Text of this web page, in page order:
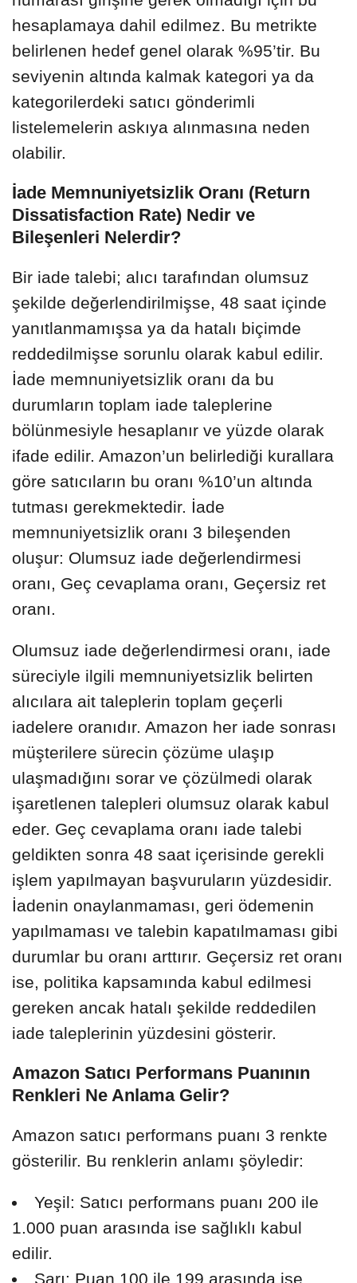
hesaplamaya dahil edilmez. Bu metrikte
belirlenen hedef genel olarak %95’tir. Bu
seviyenin altında kalmak kategori ya da
kategorilerdeki satıcı gönderimli
listelemelerin askıya alınmasına neden
olabilir.
İade Memnuniyetsizlik Oranı (Return
Dissatisfaction Rate) Nedir ve
Bileşenleri Nelerdir?
Bir iade talebi; alıcı tarafından olumsuz
şekilde değerlendirilmişse, 48 saat içinde
yanıtlanmamışsa ya da hatalı biçimde
reddedilmişse sorunlu olarak kabul edilir.
İade memnuniyetsizlik oranı da bu
durumların toplam iade taleplerine
bölünmesiyle hesaplanır ve yüzde olarak
ifade edilir. Amazon’un belirlediği kurallara
göre satıcıların bu oranı %10’un altında
tutması gerekmektedir. İade
memnuniyetsizlik oranı 3 bileşenden
oluşur: Olumsuz iade değerlendirmesi
oranı, Geç cevaplama oranı, Geçersiz ret
oranı.
Olumsuz iade değerlendirmesi oranı, iade
süreciyle ilgili memnuniyetsizlik belirten
alıcılara ait taleplerin toplam geçerli
iadelere oranıdır. Amazon her iade sonrası
müşterilere sürecin çözüme ulaşıp
ulaşmadığını sorar ve çözülmedi olarak
işaretlenen talepleri olumsuz olarak kabul
eder. Geç cevaplama oranı iade talebi
geldikten sonra 48 saat içerisinde gerekli
işlem yapılmayan başvuruların yüzdesidir.
İadenin onaylanmaması, geri ödemenin
yapılmaması ve talebin kapatılmaması gibi
durumlar bu oranı arttırır. Geçersiz ret oranı
ise, politika kapsamında kabul edilmesi
gereken ancak hatalı şekilde reddedilen
iade taleplerinin yüzdesini gösterir.
Amazon Satıcı Performans Puanının
Renkleri Ne Anlama Gelir?
Amazon satıcı performans puanı 3 renkte
gösterilir. Bu renklerin anlamı şöyledir:
Yeşil: Satıcı performans puanı 200 ile
1.000 puan arasında ise sağlıklı kabul
edilir.
Sarı: Puan 100 ile 199 arasında ise